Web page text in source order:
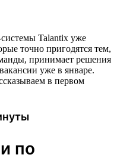
Talantix уже
точно пригодятся тем,
принимает решения
уже в январе.
в первом
по